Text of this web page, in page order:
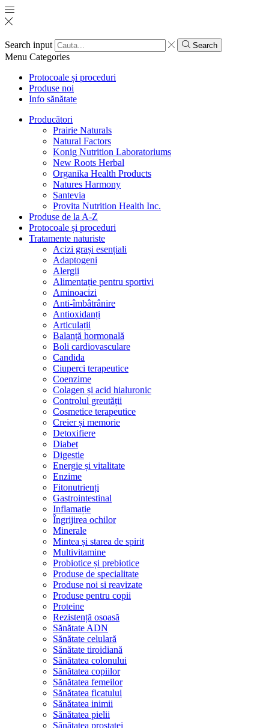
Search input Search
Menu Categories
Protocoale și proceduri
Produse noi
Info sănătate
Producători
Prairie Naturals
Natural Factors
Konig Nutrition Laboratoriums
New Roots Herbal
Organika Health Products
Natures Harmony
Santevia
Provita Nutrition Health Inc.
Produse de la A-Z
Protocoale și proceduri
Tratamente naturiste
Acizi grași esențiali
Adaptogeni
Alergii
Alimentație pentru sportivi
Aminoacizi
Anti-îmbâtrânire
Antioxidanți
Articulații
Balanță hormonală
Boli cardiovasculare
Candida
Ciuperci terapeutice
Coenzime
Colagen și acid hialuronic
Controlul greutății
Cosmetice terapeutice
Creier și memorie
Detoxifiere
Diabet
Digestie
Energie și vitalitate
Enzime
Fitonutrienți
Gastrointestinal
Inflamație
Îngrijirea ochilor
Minerale
Mintea și starea de spirit
Multivitamine
Probiotice și prebiotice
Produse de specialitate
Produse noi si reavizate
Produse pentru copii
Proteine
Rezistență osoasă
Sănătate ADN
Sănătate celulară
Sănătate tiroidiană
Sănătatea colonului
Sănătatea copiilor
Sănătatea femeilor
Sănătatea ficatului
Sănătatea inimii
Sănătatea pielii
Sănătatea prostatei